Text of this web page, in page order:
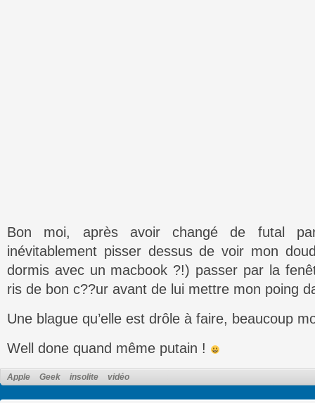
Bon moi, après avoir changé de futal
inévitablement pisser dessus de voir mon
dormis avec un macbook ?!) passer par la
ris de bon c??ur avant de lui mettre mon poing
Une blague qu’elle est drôle à faire, beaucoup
Well done quand même putain !
Apple Geek insolite vidéo